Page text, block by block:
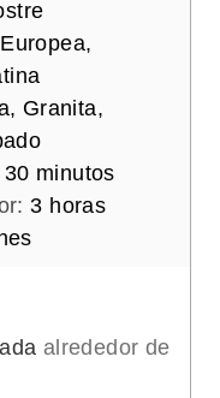
Granita,
30m
i
n
minutos
3hhoras
alrededor de